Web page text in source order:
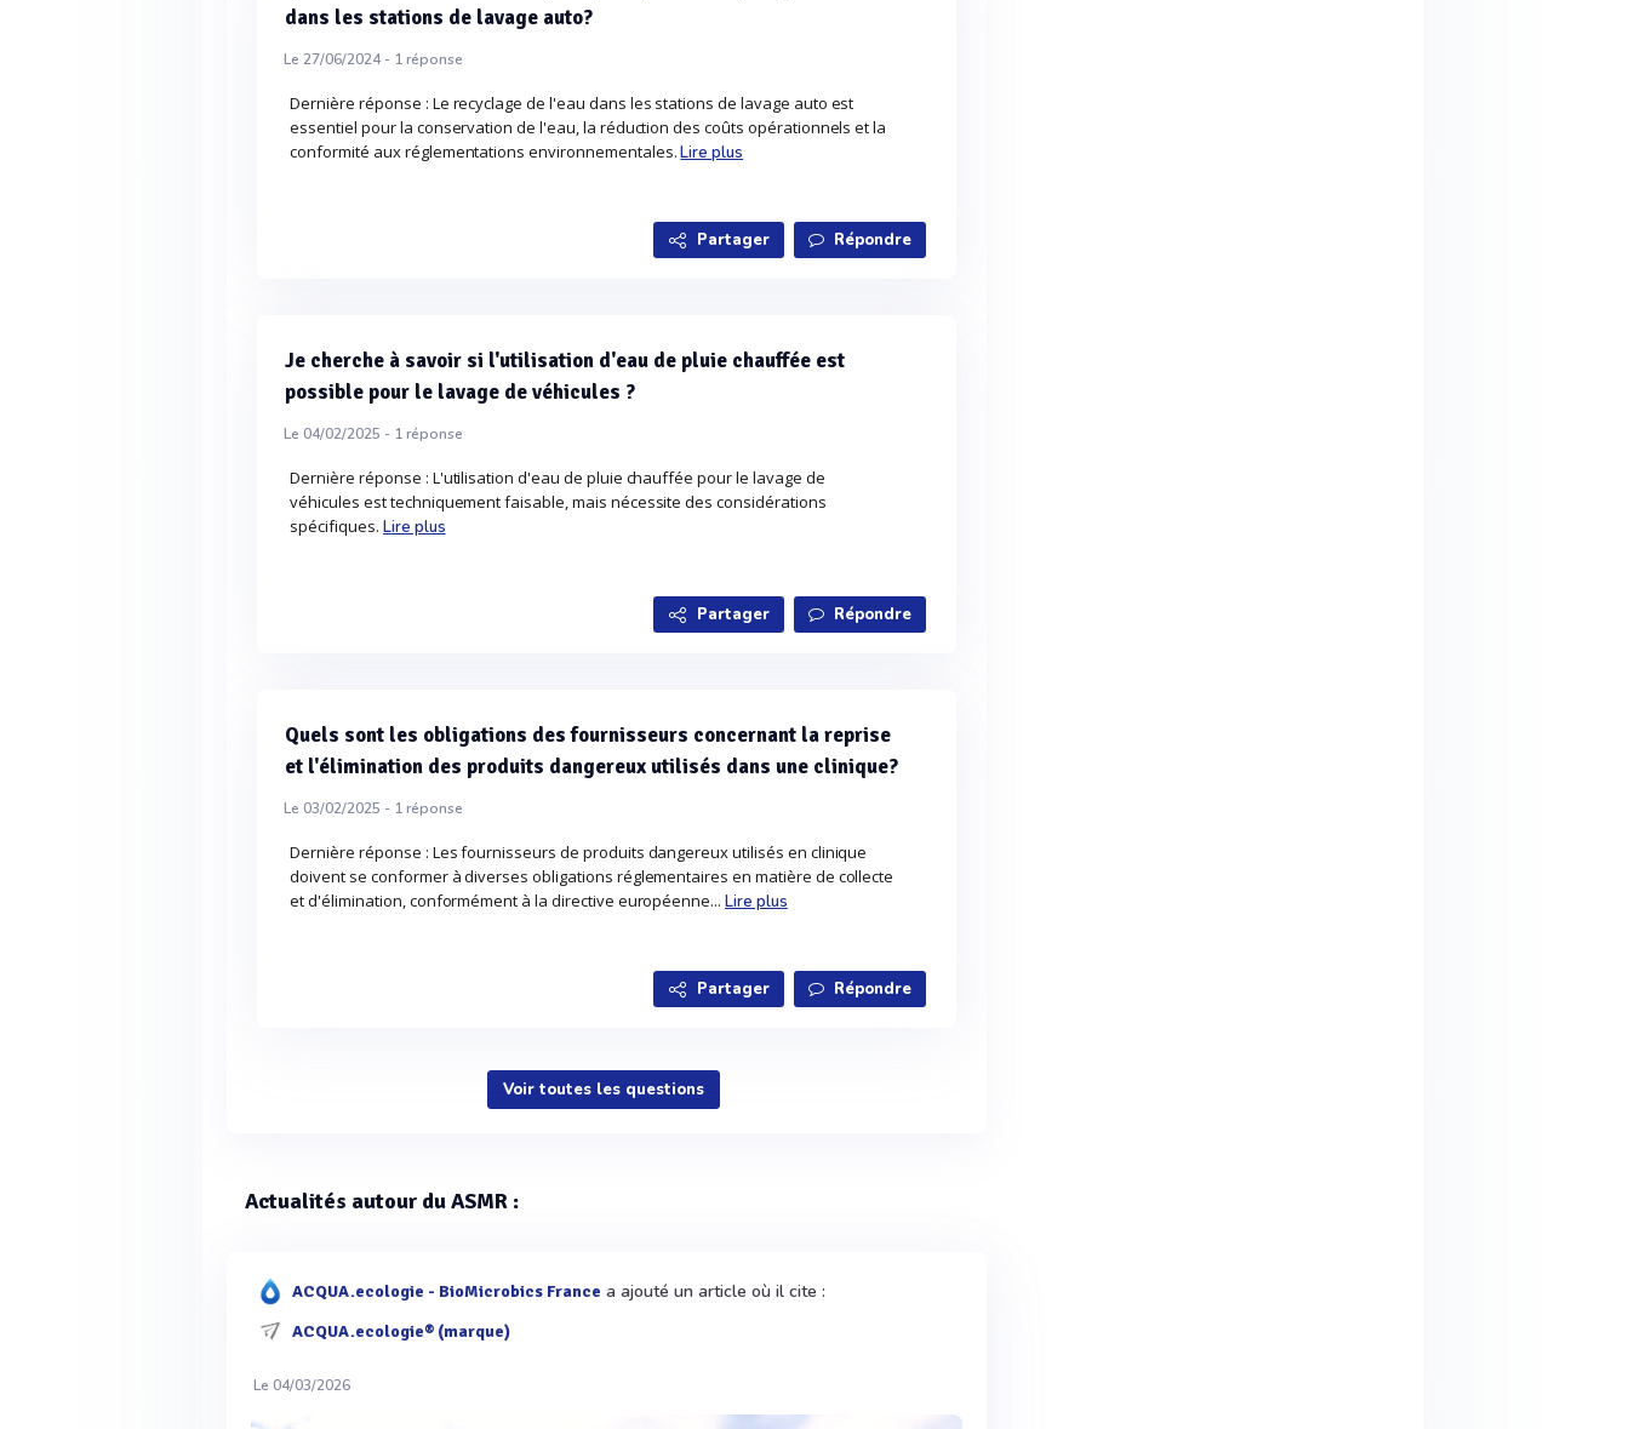
dans les stations de lavage auto?
Le 27/06/2024 - 1réponse
Dernière réponse : Le recyclage de l'eau dans les stations de lavage auto est
essentiel pour la conservation de l'eau, la réduction des coûts opérationnels et la
conformité aux réglementations environnementales.Lire plus
Partager Répondre
Je cherche à savoir si l'utilisation d'eau de pluie chauffée est
possible pour le lavage de véhicules ?
Le 04/02/2025 - 1réponse
Dernière réponse : L'utilisation d'eau de pluie chauffée pour le lavage de
véhicules est techniquement faisable, mais nécessite des considérations
spécifiques. Lire plus
Partager Répondre
Quels sont les obligations des fournisseurs concernant la reprise
et l'élimination des produits dangereux utilisés dans une clinique?
Le 03/02/2025 - 1réponse
Dernière réponse : Les fournisseurs de produits dangereux utilisés en clinique
doivent se conformer à diverses obligations réglementaires en matière de collecte
et d'élimination, conformément à la directive européenne...Lire plus
Partager Répondre
Voir toutes les questions
Actualités autour du ASMR :
ACQUA.ecologie - BioMicrobics France a ajouté un article où il cite :
ACQUA.ecologie® (marque)
Le 04/03/2026